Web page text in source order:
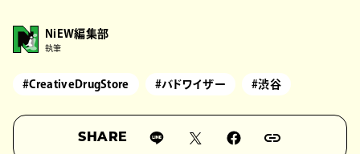
NiEW編集部
執筆
#CreativeDrugStore #バドワイザー #渋谷
SHARE